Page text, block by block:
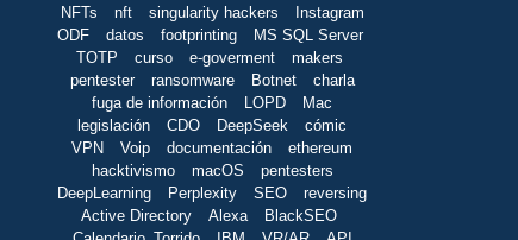
NFTs
nft singularity hackers
Instagram
ODF
datos footprinting
MS SQL Server
TOTP
curso e-goverment
makers
pentester
ransomware Botnet
charla
fuga de información
LOPD
Mac
legislación
CDO DeepSeek
cómic
VPN
Voip documentación
ethereum
hacktivismo
macOS
pentesters
DeepLearning
Perplexity SEO
reversing
Active Directory
Alexa
BlackSEO